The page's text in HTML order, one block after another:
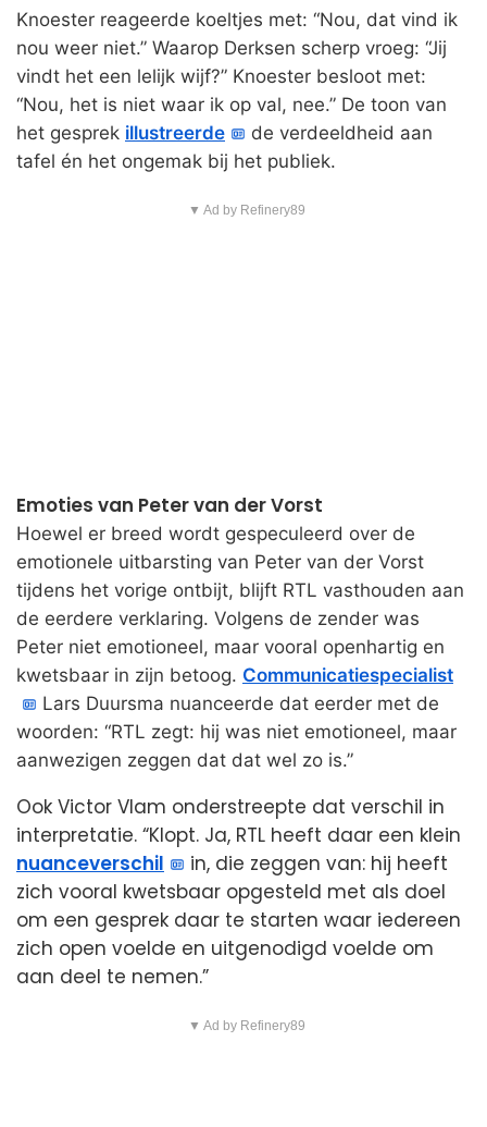
Knoester reageerde koeltjes met: “Nou, dat vind ik
nou weer niet.” Waarop Derksen scherp vroeg: “Jij
vindt het een lelijk wijf?” Knoester besloot met:
“Nou, het is niet waar ik op val, nee.” De toon van
het gesprek illustreerde
de verdeeldheid aan
tafel én het ongemak bij het publiek.
▼ Ad by Refinery89
Emoties van Peter van der Vorst
Hoewel er breed wordt gespeculeerd over de
emotionele uitbarsting van Peter van der Vorst
tijdens het vorige ontbijt, blijft RTL vasthouden aan
de eerdere verklaring. Volgens de zender was
Peter niet emotioneel, maar vooral openhartig en
kwetsbaar in zijn betoog. Communicatiespecialist
Lars Duursma nuanceerde dat eerder met de
woorden: “RTL zegt: hij was niet emotioneel, maar
aanwezigen zeggen dat dat wel zo is.”
Ook Victor Vlam onderstreepte dat verschil in
interpretatie. “Klopt. Ja, RTL heeft daar een klein
nuanceverschil
in, die zeggen van: hij heeft
zich vooral kwetsbaar opgesteld met als doel
om een gesprek daar te starten waar iedereen
zich open voelde en uitgenodigd voelde om
aan deel te nemen.”
▼ Ad by Refinery89